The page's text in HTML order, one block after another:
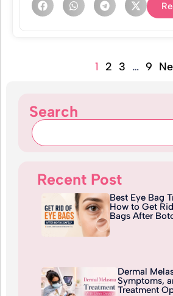
1 2 3 … 9
Search
Recent Post
Best Eye Bag
How to Get
Bags After
Dermal
Symptoms,
Treatment